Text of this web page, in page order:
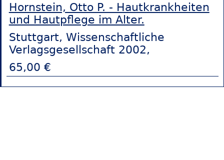
Hornstein, Otto P. - Hautkrankheiten
und Hautpflege im Alter.
Stuttgart, Wissenschaftliche
Verlagsgesellschaft 2002,
65,00 €